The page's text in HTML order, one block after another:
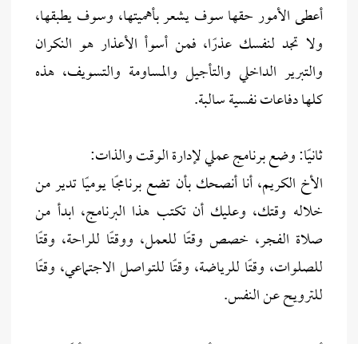
أعطى الأمور حقها سوف يشعر بأهميتها، وسوف يطبقها،
ولا تجد لنفسك عذرًا، فمن أسوأ الأعذار هو النكران
والتبرير الداخلي والتأجيل والمساومة والتسويف، هذه
كلها دفاعات نفسية سالبة.
ثانيًا: وضع برنامج عملي لإدارة الوقت والذات:
الأخ الكريم، أنا أنصحك بأن تضع برنامجًا يوميًا تدير من
خلاله وقتك، وعليك أن تكتب هذا البرنامج، ابدأ من
صلاة الفجر، خصص وقتًا للعمل، ووقتًا للراحة، وقتًا
للصلوات، وقتًا للرياضة، وقتًا للتواصل الاجتماعي، وقتًا
للترويح عن النفس.